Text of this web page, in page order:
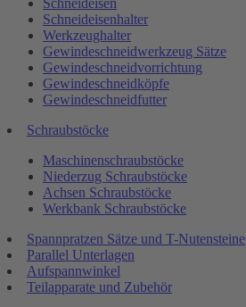
Schneideisen
Schneideisenhalter
Werkzeughalter
Gewindeschneidwerkzeug Sätze
Gewindeschneidvorrichtung
Gewindeschneidköpfe
Gewindeschneidfutter
Schraubstöcke
Maschinenschraubstöcke
Niederzug Schraubstöcke
Achsen Schraubstöcke
Werkbank Schraubstöcke
Spannpratzen Sätze und T-Nutensteine
Parallel Unterlagen
Aufspannwinkel
Teilapparate und Zubehör